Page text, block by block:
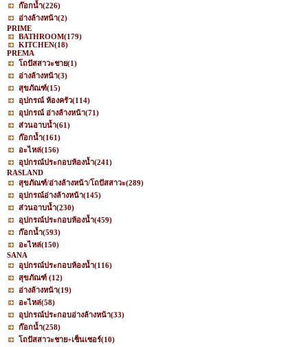
ก๊อกน้ำ(226)
อ่างล้างหน้า(2)
PRIME
BATHROOM(179)
KITCHEN(18)
PREMA
โถปัสสาวะชาย(1)
อ่างล้างหน้า(3)
สุขภัณฑ์(15)
อุปกรณ์ ห้องครัว(114)
อุปกรณ์ อ่างล้างหน้า(71)
ส่วนอาบน้ำ(61)
ก๊อกน้ำ(161)
อะไหล่(156)
อุปกรณ์ประกอบห้องน้ำ(241)
RASLAND
สุขภัณฑ์/อ่างล้างหน้า/โถปัสสาวะ(289)
อุปกรณ์อ่างล้างหน้า(145)
ส่วนอาบน้ำ(230)
อุปกรณ์ประกอบห้องน้ำ(459)
ก๊อกน้ำ(593)
อะไหล่(150)
SANA
อุปกรณ์ประกอบห้องน้ำ(116)
สุขภัณฑ์ (12)
อ่างล้างหน้า(19)
อะไหล่(58)
อุปกรณ์ประกอบอ่างล้างหน้า(33)
ก๊อกน้ำ(258)
โถปัสสาวะชาย+เซ็นเซอร์(10)